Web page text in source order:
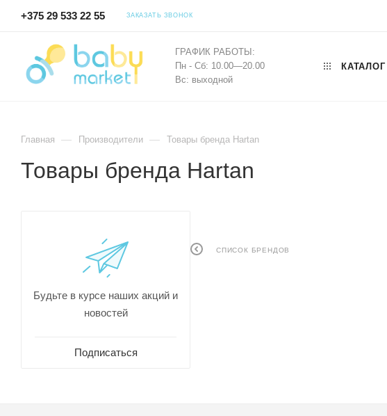
+375 29 533 22 55 ЗАКАЗАТЬ ЗВОНОК
ГРАФИК РАБОТЫ:
Пн - Сб: 10.00—20.00
Вс: выходной
КАТАЛОГ
Главная — Производители — Товары бренда Hartan
Товары бренда Hartan
СПИСОК БРЕНДОВ
Будьте в курсе наших акций и
новостей
Подписаться